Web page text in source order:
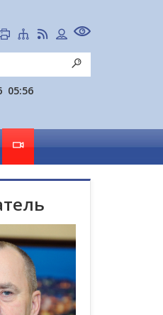
05:56